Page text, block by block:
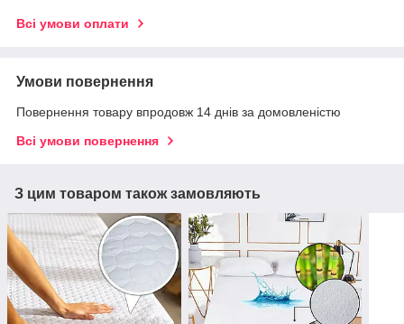
Всі умови оплати
Умови повернення
Повернення товару впродовж 14 днів за домовленістю
Всі умови повернення
З цим товаром також замовляють